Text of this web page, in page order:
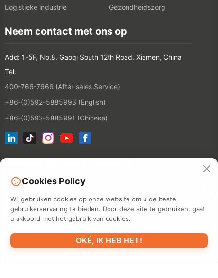
Logistieke industrie
Gezondheidszorg
Neem contact met ons op
Add: 1-5F, No.8, Gaoqi South 12th Road, Xiamen, China
Tel:
400-766-7666 (After-sales Service)
+86-(0)592-5885993 (English)
+86-(0)592-5885991 (Chinese)
©2026 XIAMEN HANIN CO., LTD.PRIVACYBELEID
GEBRUIKSDUUR SITEMAP
Cookies Policy
Wij gebruiken cookies op onze website om u de beste
gebruikerservaring te bieden. Door deze site te gebruiken, gaat
u akkoord met het gebruik van cookies.
OKÉ, IK HEB HET!